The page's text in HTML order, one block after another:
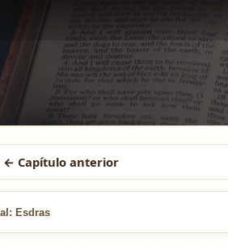
← Capítulo anterior
Esdras